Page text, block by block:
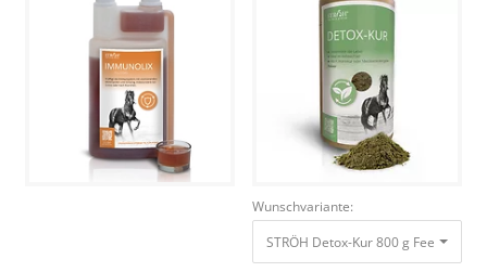
Wunschvariante:
STRÖH Detox-Kur 800 g Feedbox